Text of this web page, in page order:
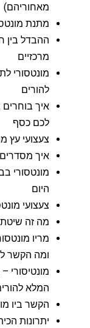
מאחוריהם)
מתנת
מרכזיים
להורים
לכם כסף
צעצועי עץ
איך
היום
צעצועי
מה זה שיטת
מריו
ומה הקשר
מונטיסורי
המלא
הקשר ביו
יתרונות